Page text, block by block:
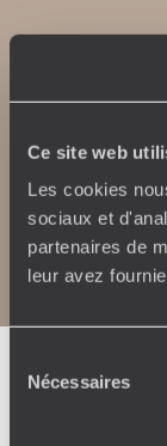
Ce site web
Les cookies
sociaux et
partenaires de
leur avez
Nécessaires